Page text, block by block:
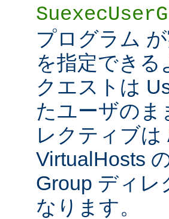
プログラム
を指定できる
クエストは
たユーザのま
レクティブ
VirtualHosts
Group ディ
なります。